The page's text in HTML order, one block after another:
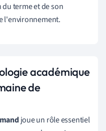
terme et de son
l'environnement.
académique
de
joue un rôle essentiel